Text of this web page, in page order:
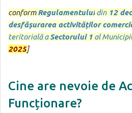
conformRegulamentului din 12
desfășurarea activităților
teritorială aSectorului 1 al
2025]
Cine are nevoie de
Funcționare?